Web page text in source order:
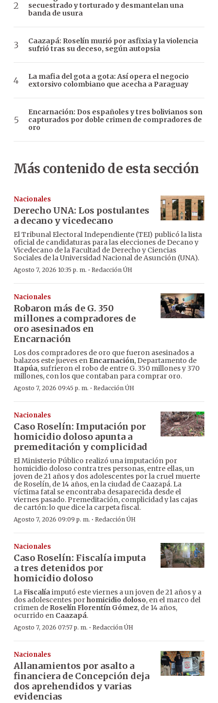
secuestrado y torturado y desmantelan una
banda de usura
Caazapá: Roselín murió por asfixia y la violencia
sufrió tras su deceso, según autopsia
La mafia del gota a gota: Así opera el negocio
extorsivo colombiano que acecha a Paraguay
Encarnación: Dos españoles y tres bolivianos son
capturados por doble crimen de compradores de
oro
Más contenido de esta sección
Nacionales
Derecho UNA: Los postulantes
a decano y vicedecano
El Tribunal Electoral Independiente (TEI) publicó la lista
oficial de candidaturas para las elecciones de Decano y
Vicedecano de la Facultad de Derecho y Ciencias
Sociales de la Universidad Nacional de Asunción (UNA).
Agosto 7, 2026 10:35 p. m. · Redacción ÚH
Nacionales
Robaron más de G. 350
millones a compradores de
oro asesinados en
Encarnación
Los dos compradores de oro que fueron asesinados a
balazos este jueves en Encarnación, Departamento de
Itapúa, sufrieron el robo de entre G. 350 millones y 370
millones, con los que contaban para comprar oro.
Agosto 7, 2026 09:45 p. m. · Redacción ÚH
Nacionales
Caso Roselín: Imputación por
homicidio doloso apunta a
premeditación y complicidad
El Ministerio Público realizó una imputación por
homicidio doloso contra tres personas, entre ellas, un
joven de 21 años y dos adolescentes por la cruel muerte
de Roselín, de 14 años, en la ciudad de Caazapá. La
víctima fatal se encontraba desaparecida desde el
viernes pasado. Premeditación, complicidad y las cajas
de cartón: lo que dice la carpeta fiscal.
Agosto 7, 2026 09:09 p. m. · Redacción ÚH
Nacionales
Caso Roselín: Fiscalía imputa
a tres detenidos por
homicidio doloso
LaFiscalíaimputó este viernes a un joven de 21 años y a
dos adolescentes porhomicidio doloso, en el marco del
crimen de Roselín Florentín Gómez, de 14 años,
ocurrido en Caazapá.
Agosto 7, 2026 07:57 p. m. · Redacción ÚH
Nacionales
Allanamientos por asalto a
financiera de Concepción deja
dos aprehendidos y varias
evidencias